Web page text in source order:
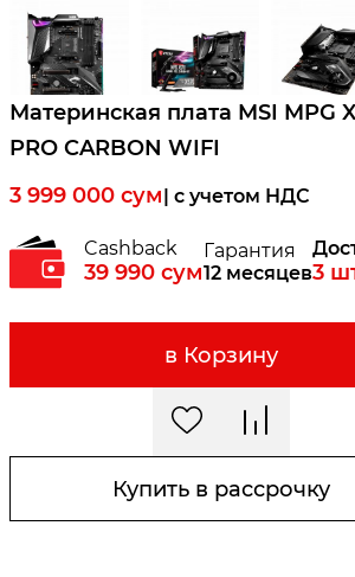
Материнская плата MSI MPG
PRO CARBON WIFI
3 999 000 сум| c учетом НДС
Cashback
39 990 сум
Гарантия
12 месяцев3
в Корзину
Купить в рассрочку